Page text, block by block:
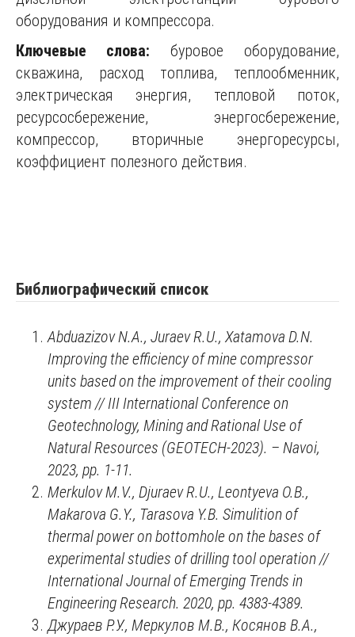
оборудования и компрессора.
Ключевые слова: буровое оборудование,
скважина, расход топлива, теплообменник,
электрическая энергия, тепловой поток,
ресурсосбережение, энергосбережение,
компрессор, вторичные энергоресурсы,
коэффициент полезного действия.
Библиографический список
Abduazizov N.A., Juraev R.U., Xatamova D.N.
Improving the efficiency of mine compressor
units based on the improvement of their cooling
system // III International Conference on
Geotechnology, Mining and Rational Use of
Natural Resources (GEOTECH-2023). – Navoi,
2023, pp. 1-11.
Merkulov M.V., Djuraev R.U., Leontyeva O.B.,
Makarova G.Y., Tarasova Y.B. Simulition of
thermal power on bottomhole on the bases of
experimental studies of drilling tool operation //
International Journal of Emerging Trends in
Engineering Research. 2020, pp. 4383-4389.
Джураев Р.У., Меркулов М.В., Косянов В.А.,